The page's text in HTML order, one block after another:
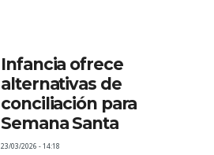
Infancia ofrece
alternativas de
conciliación para
Semana Santa
23/03/2026 - 14:18